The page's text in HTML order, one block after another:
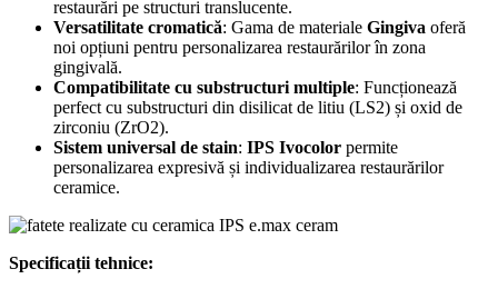
restaurări pe structuri translucente.
Versatilitate cromatică: Gama de materiale Gingiva oferă
noi opțiuni pentru personalizarea restaurărilor în zona
gingivală.
Compatibilitate cu substructuri multiple: Funcționează
perfect cu substructuri din disilicat de litiu (LS2) și oxid de
zirconiu (ZrO2).
Sistem universal de stain: IPS Ivocolor permite
personalizarea expresivă și individualizarea restaurărilor
ceramice.
Specificații tehnice: